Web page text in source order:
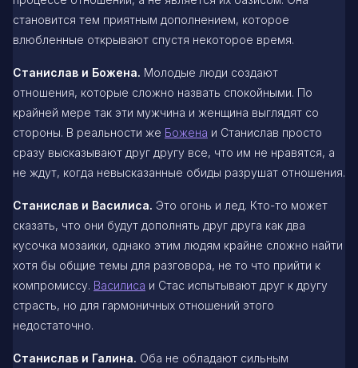
становится тем приятным дополнением, которое
влюбленные открывают спустя некоторое время.
Станислав и Божена. Молодые люди создают
отношения, которые сложно назвать спокойными. По
крайней мере так эти мужчина и женщина выглядят со
стороны. В реальности же Божена и Станислав просто
сразу высказывают друг другу все, что им не нравятся, а
не ждут, когда невысказанные обиды разрушат отношения.
Станислав и Василиса. Это огонь и лед. Кто-то может
сказать, что они будут дополнять друг друга как два
кусочка мозаики, однако этим людям крайне сложно найти
хотя бы общие темы для разговора, не то что прийти к
компромиссу. Василиса и Стас испытывают друг к другу
страсть, но для гармоничных отношений этого
недостаточно.
Станислав и Галина. Оба не обладают сильным